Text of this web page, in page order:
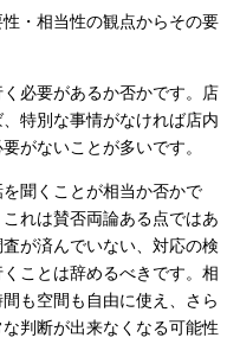
・相当性の観点からその要
必要があるか否かです。店
特別な事情がなければ店内
がないことが多いです。
聞くことが相当か否かで
れは賛否両論ある点ではあ
が済んでいない、対応の検
ことは辞めるべきです。相
も空間も自由に使え、さら
判断が出来なくなる可能性